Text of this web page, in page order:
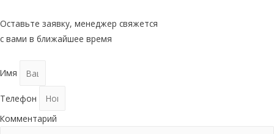
Оставьте заявку, менеджер свяжется
с вами в ближайшее время
Имя
Телефон
Комментарий